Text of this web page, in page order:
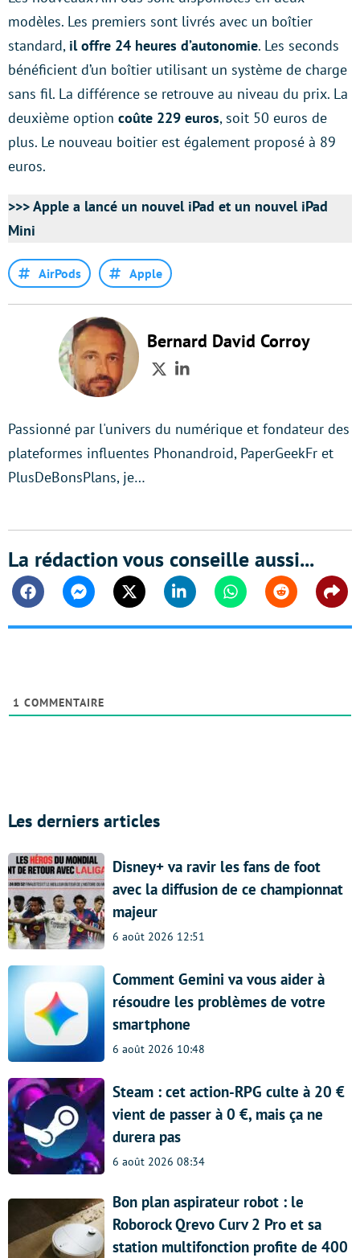
modèles. Les premiers sont livrés avec un boîtier
standard, il offre 24 heures d’autonomie. Les seconds
bénéficient d’un boîtier utilisant un système de charge
sans fil. La différence se retrouve au niveau du prix. La
deuxième option coûte 229 euros, soit 50 euros de
plus. Le nouveau boitier est également proposé à 89
euros.
>>>Apple a lancé un nouvel iPad et un nouvel iPad
Mini
AirPods Apple
Bernard David Corroy
TwitterLinkedIn
Passionné par l'univers du numérique et fondateur des
plateformes influentes Phonandroid, PaperGeekFr et
PlusDeBonsPlans, je…
La rédaction vous conseille aussi...
FacebookMessengerTwitter Linkedin WhatsappReddit
1 COMMENTAIRE
Les derniers articles
Disney+ va ravir les fans de foot
avec la diffusion de ce championnat
majeur
6 août 2026 12:51
Comment Gemini va vous aider à
résoudre les problèmes de votre
smartphone
6 août 2026 10:48
Steam : cet action-RPG culte à 20 €
vient de passer à 0 €, mais ça ne
durera pas
6 août 2026 08:34
Bon plan aspirateur robot : le
Roborock Qrevo Curv 2 Pro et sa
station multifonction profite de 400